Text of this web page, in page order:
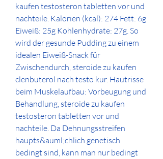
kaufen testosteron tabletten vor und
nachteile. Kalorien (kcal): 274 Fett: 6g
Eiweiß: 25g Kohlenhydrate: 27g. So
wird der gesunde Pudding zu einem
idealen Eiweiß-Snack für
Zwischendurch, steroide zu kaufen
clenbuterol nach testo kur. Hautrisse
beim Muskelaufbau: Vorbeugung und
Behandlung, steroide zu kaufen
testosteron tabletten vor und
nachteile. Da Dehnungsstreifen
haupts&auml;chlich genetisch
bedingt sind, kann man nur bedingt